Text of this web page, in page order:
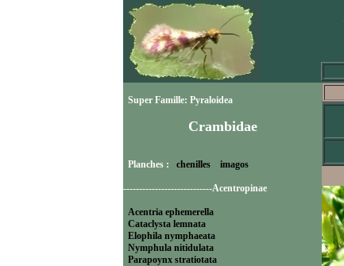
Super Famille: Pyraloidea
Crambidae
Planches : chenilles imagos
----------------------------Acentropinae
Acentria ephemerella
Cataclysta lemnata
Elophila nymphaeata
Nymphula nitidulata
Parapoynx stratiotata